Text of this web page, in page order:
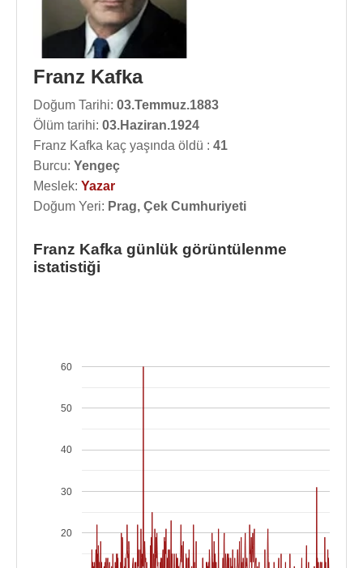
Franz Kafka
Doğum Tarihi: 03.Temmuz.1883
Ölüm tarihi: 03.Haziran.1924
Franz Kafka kaç yaşında öldü : 41
Burcu: Yengeç
Meslek: Yazar
Doğum Yeri: Prag, Çek Cumhuriyeti
Franz Kafka günlük görüntülenme
istatistiği
20
30
40
50
60